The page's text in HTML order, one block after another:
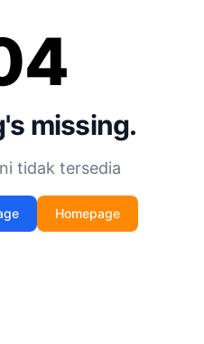
missing.
tidak tersedia
Homepage